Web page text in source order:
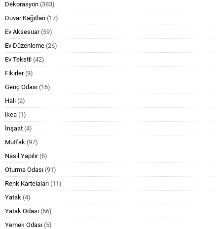
Dekorasyon (383)
Duvar Kağıtlari (17)
Ev Aksesuar(59)
Ev Düzenleme (26)
Ev Tekstil (42)
Fikirler(9)
Genç Odası (16)
Halı (2)
ikea (1)
İnşaat (4)
Mutfak (97)
Nasıl Yapılır(8)
Oturma Odası (91)
Renk Kartelaları (11)
Yatak (4)
Yatak Odası (66)
Yemek Odası (5)